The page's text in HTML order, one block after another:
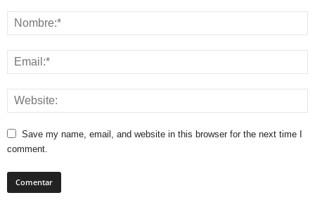
Save my name, email, and website in this browser for the next time I
comment.